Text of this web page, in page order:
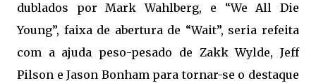
dublados por Mark Wahlberg, e “We All Die
Young”, faixa de abertura de “Wait”, seria refeita
com a ajuda peso-pesado de Zakk Wylde, Jeff
Pilson e Jason Bonham para tornar-se o destaque